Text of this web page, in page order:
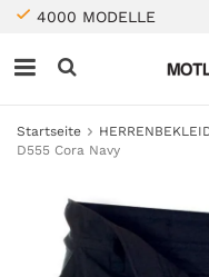
4000 MODELLE
Startseite
D555 Cora Navy